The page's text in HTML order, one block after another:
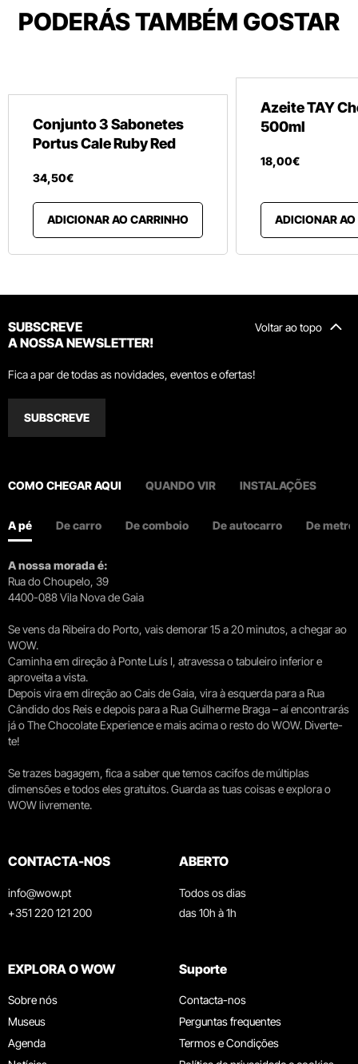
PODERÁS TAMBÉM GOSTAR
Conjunto 3 Sabonetes
Portus Cale Ruby Red
34,50€
ADICIONAR AO CARRINHO
Azeite TAY
500ml
18,00€
ADICIONAR
Voltar ao topo
SUBSCREVE
A NOSSA NEWSLETTER!
Fica a par de todas as novidades, eventos e ofertas!
SUBSCREVE
COMO CHEGAR AQUI QUANDO VIR INSTALAÇÕES
A pé De carro De comboio De autocarro De metro
A nossa morada é:
Rua do Choupelo, 39
4400-088 Vila Nova de Gaia
Se vens da Ribeira do Porto, vais demorar 15 a 20 minutos, a chegar ao
WOW.
Caminha em direção à Ponte Luís I, atravessa o tabuleiro inferior e
aproveita a vista.
Depois vira em direção ao Cais de Gaia, vira à esquerda para a Rua
Cândido dos Reis e depois para a Rua Guilherme Braga – aí encontrarás
já o The Chocolate Experience e mais acima o resto do WOW. Diverte-
te!
Se trazes bagagem, fica a saber que temos cacifos de múltiplas
dimensões e todos eles gratuitos. Guarda as tuas coisas e explora o
WOW livremente.
CONTACTA-NOS
info@wow.pt
+351 220 121 200
ABERTO
Todos os dias
das 10h à 1h
EXPLORA O WOW
Sobre nós
Museus
Agenda
Suporte
Contacta-nos
Perguntas frequentes
Termos e Condições